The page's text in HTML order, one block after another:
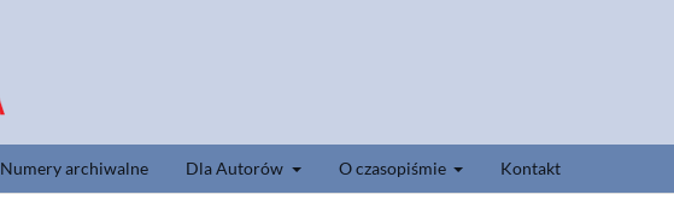
Numery archiwalne Dla Autorów O czasopiśmie Kontakt